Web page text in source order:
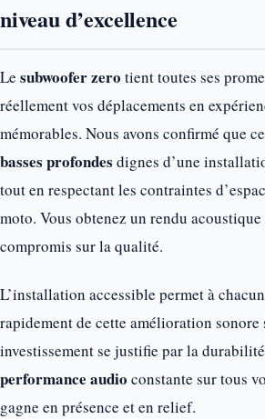
niveau d’excellence
Le subwoofer zero tient toutes ses
réellement vos déplacements en
mémorables. Nous avons confirmé que
basses profondes dignes d’une
tout en respectant les contraintes
moto. Vous obtenez un rendu
compromis sur la qualité.
L’installation accessible permet à
rapidement de cette amélioration sonore
investissement se justifie par la
performance audio constante sur tous
gagne en présence et en relief.